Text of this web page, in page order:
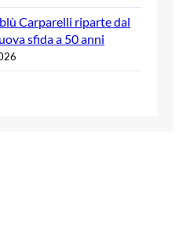
Carparelli riparte dal
sfida a 50 anni